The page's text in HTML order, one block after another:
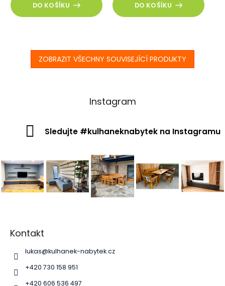
DO KOŠÍKU DO KOŠÍKU
ZOBRAZIT VŠECHNY SOUVISEJÍCÍ PRODUKTY
Instagram
Sledujte #kulhaneknabytek na Instagramu
Kontakt
lukas@kulhanek-nabytek.cz
+420 730 158 951
+420 606 536 497